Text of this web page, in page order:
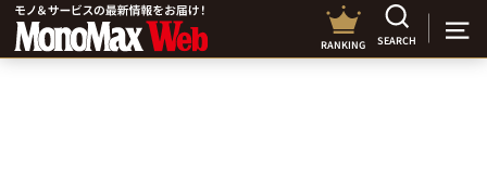
RANKING SEARCH